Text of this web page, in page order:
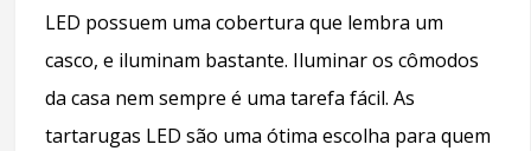
LED possuem uma cobertura que lembra um
casco, e iluminam bastante. Iluminar os cômodos
da casa nem sempre é uma tarefa fácil. As
tartarugas LED são uma ótima escolha para quem